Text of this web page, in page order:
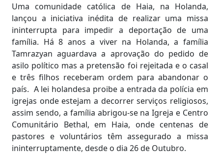
Uma comunidade católica de Haia, na Holanda,
lançou a iniciativa inédita de realizar uma missa
ininterrupta para impedir a deportação de uma
família. Há 8 anos a viver na Holanda, a família
Tamrazyan aguardava a aprovação do pedido de
asilo político mas a pretensão foi rejeitada e o casal
e três filhos receberam ordem para abandonar o
país. A lei holandesa proibe a entrada da polícia em
igrejas onde estejam a decorrer serviços religiosos,
assim sendo, a família abrigou-se na Igreja e Centro
Comunitário Bethal, em Haia, onde centenas de
pastores e voluntários têm assegurado a missa
ininterruptamente, desde o dia 26 de Outubro.